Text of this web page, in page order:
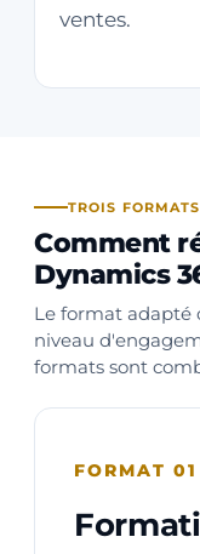
ventes.
TROIS FORMATS
Comment
Dynamics
Le format adapté
niveau
formats sont
FORMAT 01